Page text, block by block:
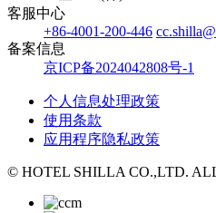
客服中心
+86-4001-200-446
备案信息
京ICP备2024042808号-1
个人信息处理政策
使用条款
应用程序隐私政策
© HOTEL SHILLA CO.,LTD.